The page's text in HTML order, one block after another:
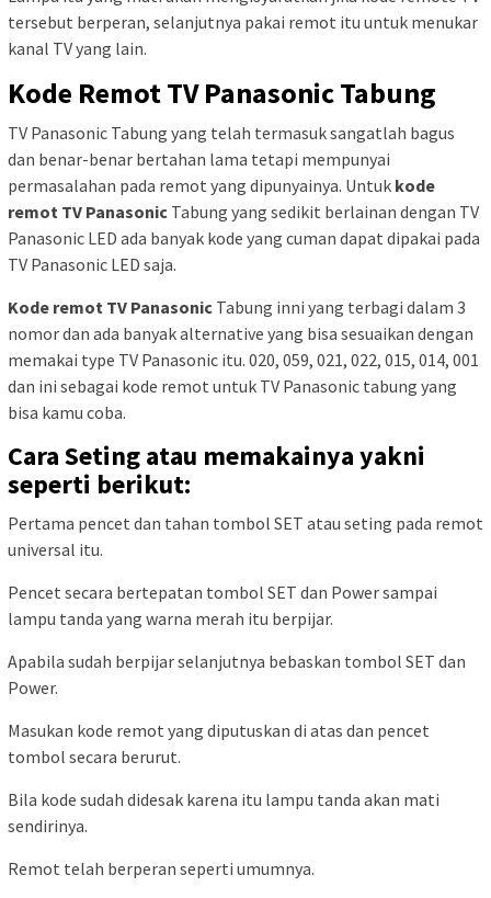
tersebut berperan, selanjutnya pakai remot itu untuk menukar
kanal TV yang lain.
Kode Remot TV Panasonic Tabung
TV Panasonic Tabung yang telah termasuk sangatlah bagus
dan benar-benar bertahan lama tetapi mempunyai
permasalahan pada remot yang dipunyainya. Untuk kode
remot TV Panasonic Tabung yang sedikit berlainan dengan TV
Panasonic LED ada banyak kode yang cuman dapat dipakai pada
TV Panasonic LED saja.
Kode remot TV Panasonic Tabung inni yang terbagi dalam 3
nomor dan ada banyak alternative yang bisa sesuaikan dengan
memakai type TV Panasonic itu. 020, 059, 021, 022, 015, 014, 001
dan ini sebagai kode remot untuk TV Panasonic tabung yang
bisa kamu coba.
Cara Seting atau memakainya yakni
seperti berikut:
Pertama pencet dan tahan tombol SET atau seting pada remot
universal itu.
Pencet secara bertepatan tombol SET dan Power sampai
lampu tanda yang warna merah itu berpijar.
Apabila sudah berpijar selanjutnya bebaskan tombol SET dan
Power.
Masukan kode remot yang diputuskan di atas dan pencet
tombol secara berurut.
Bila kode sudah didesak karena itu lampu tanda akan mati
sendirinya.
Remot telah berperan seperti umumnya.